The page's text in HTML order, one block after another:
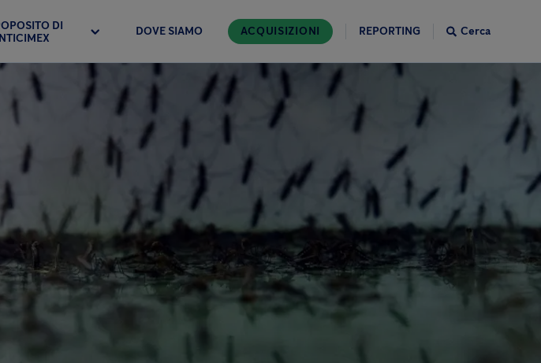
DI
DOVE SIAMO ACQUISIZIONI REPORTING Cerca